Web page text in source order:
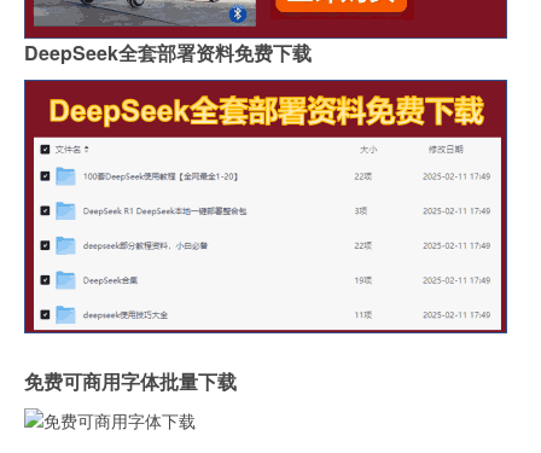
DeepSeek全套部署资料免费下载
免费可商用字体批量下载